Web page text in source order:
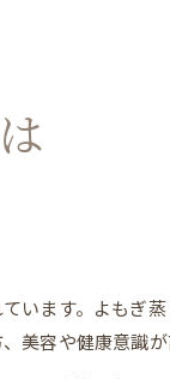
います。よもぎ
美容や健康意識が